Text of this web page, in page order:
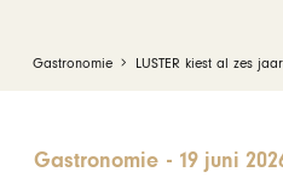
Gastronomie LUSTER kiest al zes
Gastronomie - 19 juni